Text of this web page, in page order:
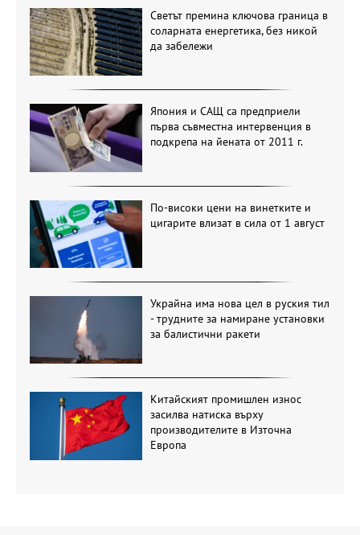
Светът премина ключова граница в
соларната енергетика, без никой
да забележи
Япония и САЩ са предприели
първа съвместна интервенция в
подкрепа на йената от 2011 г.
По-високи цени на винетките и
цигарите влизат в сила от 1 август
Украйна има нова цел в руския тил
- трудните за намиране установки
за балистични ракети
Китайският промишлен износ
засилва натиска върху
производителите в Източна
Европа